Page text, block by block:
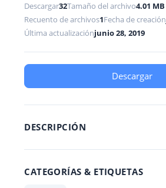
Descargar32Tamaño del archivo4.01 MB
Recuento de archivos1Fecha de creación
Última actualizaciónjunio 28, 2019
Descargar
DESCRIPCIÓN
CATEGORÍAS & ETIQUETAS